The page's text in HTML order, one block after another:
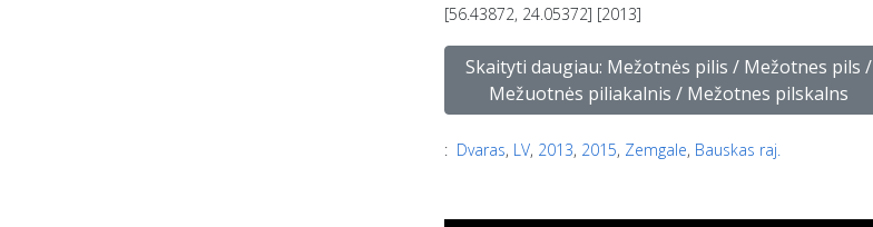
[56.43872, 24.05372] [2013]
Skaityti daugiau: Mežotnės pilis / Mežotnes pils /
Mežuotnės piliakalnis / Mežotnes pilskalns
: Dvaras, LV, 2013, 2015, Zemgale, Bauskas raj.